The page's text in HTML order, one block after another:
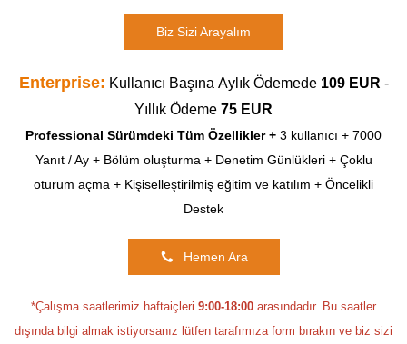
Biz Sizi Arayalım
Enterprise: Kullanıcı Başına Aylık Ödemede 109 EUR -
Yıllık Ödeme 75 EUR
Professional Sürümdeki Tüm Özellikler + 3 kullanıcı + 7000
Yanıt / Ay + Bölüm oluşturma + Denetim Günlükleri + Çoklu
oturum açma + Kişiselleştirilmiş eğitim ve katılım + Öncelikli
Destek
Hemen Ara
*Çalışma saatlerimiz haftaiçleri 9:00-18:00 arasındadır. Bu saatler
dışında bilgi almak istiyorsanız lütfen tarafımıza form bırakın ve biz sizi